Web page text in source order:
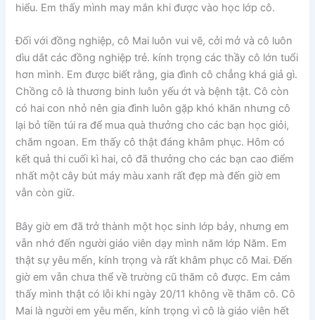
hiểu. Em thấy mình may mắn khi được vào học lớp cô.
Đối với đồng nghiệp, cô Mai luôn vui vẽ, cởi mở và cô luôn
dìu dắt các đồng nghiệp trẻ. kính trọng các thầy cô lớn tuổi
hơn mình. Em được biết rằng, gia đình cô chẳng khá giả gì.
Chồng cô là thương binh luôn yếu ớt và bệnh tật. Cô còn
có hai con nhỏ nên gia đình luôn gặp khó khăn nhưng cô
lại bỏ tiền túi ra để mua quà thưởng cho các bạn học giỏi,
chăm ngoan. Em thấy cô thật đáng khâm phục. Hôm có
kết quả thi cuối kì hai, cô đã thưởng cho các bạn cao điểm
nhất một cây bút máy màu xanh rất đẹp mà đến giờ em
vẫn còn giữ.
Bây giờ em đã trở thành một học sinh lớp bảy, nhưng em
vẫn nhớ đến người giáo viên dạy mình năm lớp Năm. Em
thật sự yêu mến, kính trọng và rất khâm phục cô Mai. Đến
giờ em vẫn chưa thể về trường cũ thăm cô được. Em cảm
thấy mình thật có lỗi khi ngày 20/11 không về thăm cô. Cô
Mai là người em yêu mến, kính trọng vì cô là giáo viên hết